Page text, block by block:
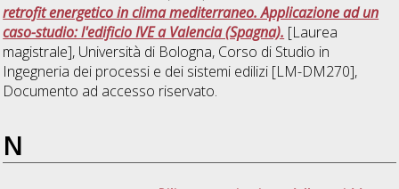
retrofit energetico in clima mediterraneo. Applicazione ad un
caso-studio: l'edificio IVE a Valencia (Spagna). [Laurea
magistrale], Università di Bologna, Corso di Studio in
Ingegneria dei processi e dei sistemi edilizi [LM-DM270],
Documento ad accesso riservato.
N